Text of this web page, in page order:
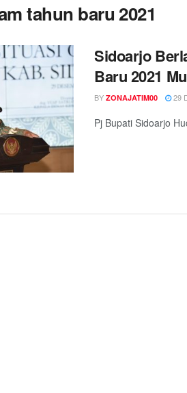
tahun baru 2021
Sidoarjo
Baru 2021
BY ZONAJATIM00 29
Pj Bupati Sidoarjo